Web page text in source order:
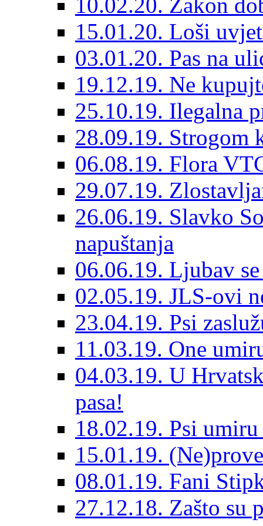
15.01.20. Loši
03.01.20. Pas na
19.12.19. Ne
25.10.19. Ilegalna
28.09.19. Strogom
06.08.19. Flora
29.07.19.
26.06.19. Slavko
napuštanja
06.06.19. Ljubav
02.05.19. JLS-ovi
23.04.19. Psi
11.03.19. One
04.03.19. U
pasa!
18.02.19. Psi
15.01.19.
08.01.19. Fani
27.12.18. Zašto su